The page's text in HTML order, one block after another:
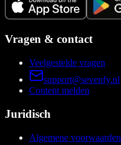
Vragen & contact
Veelgestelde vragen
support@sevenfy.nl
Content melden
Juridisch
Algemene voorwaarden